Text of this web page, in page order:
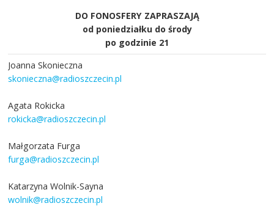
DO FONOSFERY ZAPRASZAJĄ
od poniedziałku do środy
po godzinie 21
Joanna Skonieczna
skonieczna@radioszczecin.pl
Agata Rokicka
rokicka@radioszczecin.pl
Małgorzata Furga
furga@radioszczecin.pl
Katarzyna Wolnik-Sayna
wolnik@radioszczecin.pl